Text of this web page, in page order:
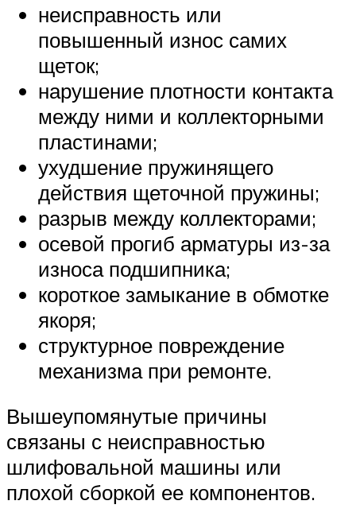
неисправность или
повышенный износ самих
щеток;
нарушение плотности контакта
между ними и коллекторными
пластинами;
ухудшение пружинящего
действия щеточной пружины;
разрыв между коллекторами;
осевой прогиб арматуры из-за
износа подшипника;
короткое замыкание в обмотке
якоря;
структурное повреждение
механизма при ремонте.
Вышеупомянутые причины
связаны с неисправностью
шлифовальной машины или
плохой сборкой ее компонентов.